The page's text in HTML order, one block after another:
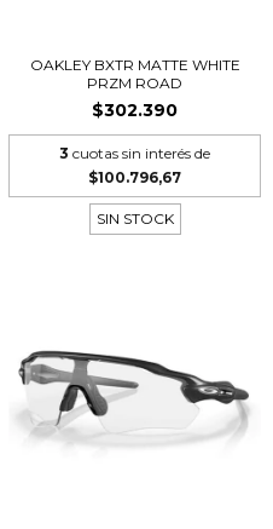
OAKLEY BXTR MATTE WHITE
PRZM ROAD
$302.390
3 cuotas sin interés de
$100.796,67
SIN STOCK